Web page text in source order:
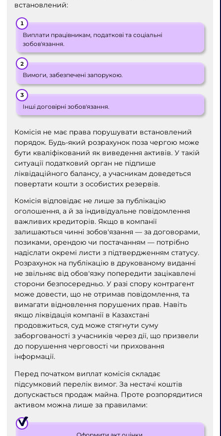
встановлений:
Виплати працівникам, податкові та соціальні
зобов'язання.
Вимоги, забезпечені запорукою.
Інші договірні зобов'язання.
Комісія не має права порушувати встановлений
порядок. Будь-який розрахунок поза чергою може
бути кваліфікований як виведення активів. У такій
ситуації податковий орган не підпише
ліквідаційного балансу, а учасникам доведеться
повертати кошти з особистих резервів.
Комісія відповідає не лише за публікацію
оголошення, а й за індивідуальне повідомлення
важливих кредиторів. Якщо в компанії
залишаються чинні зобов'язання — за договорами,
позиками, орендою чи постачанням — потрібно
надіслати окремі листи з підтвердженням статусу.
Розрахунок на публікацію в друкованому виданні
не звільняє від обов'язку попередити зацікавлені
сторони безпосередньо. У разі спору контрагент
може довести, що не отримав повідомлення, та
вимагати відновлення порушених прав. Навіть
якщо ліквідація компанії в Казахстані
продовжиться, суд може стягнути суму
заборгованості з учасників через дії, що призвели
до порушення черговості чи приховання
інформації.
Перед початком виплат комісія складає
підсумковий перелік вимог. За нестачі коштів
допускається продаж майна. Проте розпорядитися
активом можна лише за правилами: